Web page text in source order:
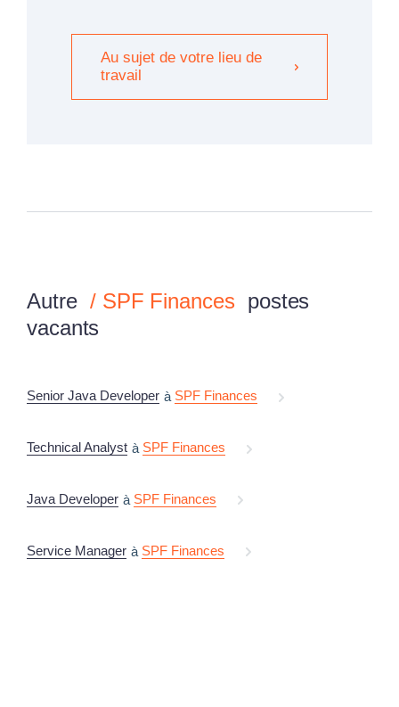
Au sujet de votre lieu de
travail
Autre / SPF Finances postes
vacants
Senior Java Developer à SPF Finances
Technical Analyst à SPF Finances
Java Developer à SPF Finances
Service Manager à SPF Finances